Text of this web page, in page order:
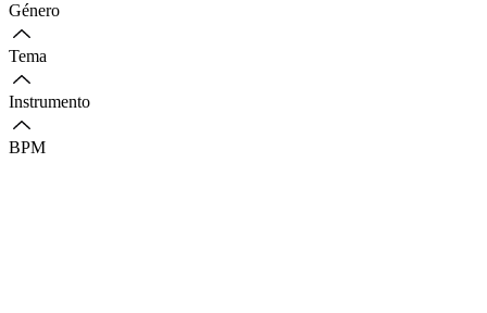
Género
Tema
Instrumento
BPM